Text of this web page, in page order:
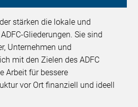
stärken die lokale und
Gliederungen. Sie sind
Unternehmen und
mit den Zielen des ADFC
Arbeit für bessere
vor Ort finanziell und ideell